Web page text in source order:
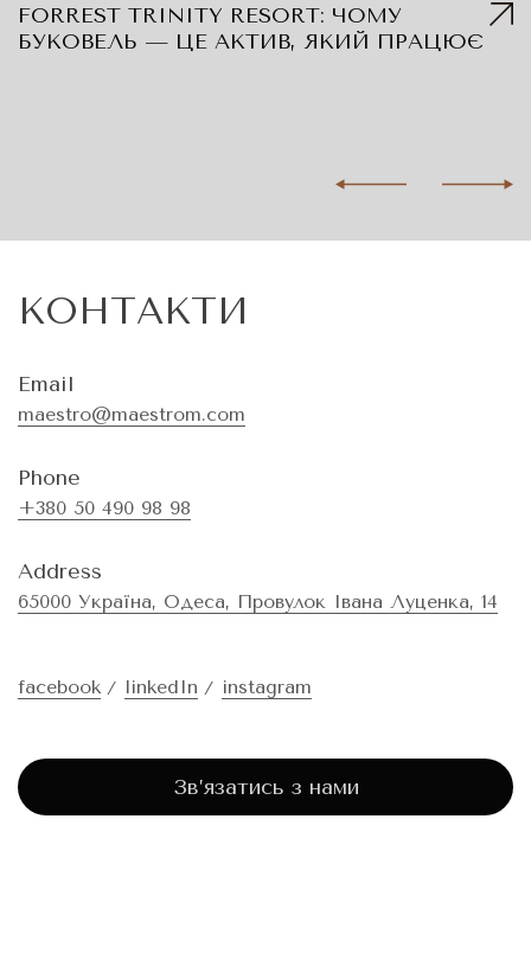
FORREST TRINITY RESORT: ЧОМУ
БУКОВЕЛЬ — ЦЕ АКТИВ, ЯКИЙ ПРАЦЮЄ
КОНТАКТИ
Email
maestro@maestrom.com
Phone
+380 50 490 98 98
Address
65000 Україна, Одеса, Провулок Івана Луценка, 14
facebook linkedIn instagram
Зв’язатись з нами